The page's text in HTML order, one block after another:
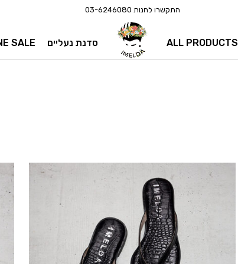
התקשרו לחנות 03-6246080
סדנת נעליים SALE ALL PRODUCTS